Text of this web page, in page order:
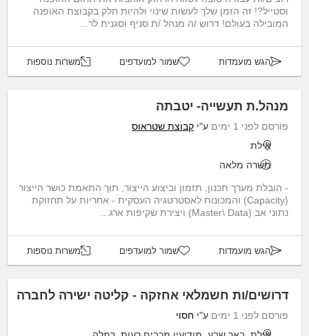
וסטייל?! זה הזמן שלך לעשות שינוי ולהיות חלק בקבוצת האופנה
המובילה בעולם! דרוש /ה מנהל /ת סניף וסגנית לר...
הגש מועמדות שמור למועדפים משרות נוספות
מנהל.ת תעשייה- יטבתה
פורסם לפני 1 ימים ע"י קבוצת שטראוס
אילת
משרה מלאה
- הובלת מערך תכנון, תזמון וביצוע הייצור, תוך התאמת כושר הייצור
(Capacity) והמכונות לאסטרטגיה העסקית - אחריות על תחזוקת
נתוני אב (Master\ Data) ויצירת שקיפות ארג...
הגש מועמדות שמור למועדפים משרות נוספות
דרושים/ות חשמלאי אחזקה - קליטה ישירה לחברה
פורסם לפני 1 ימים ע"י חסוי